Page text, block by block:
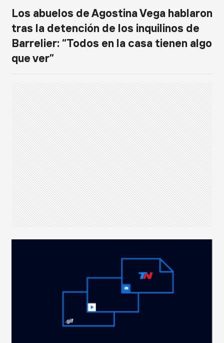
Los abuelos de Agostina Vega hablaron
tras la detención de los inquilinos de
Barrelier: “Todos en la casa tienen algo
que ver”